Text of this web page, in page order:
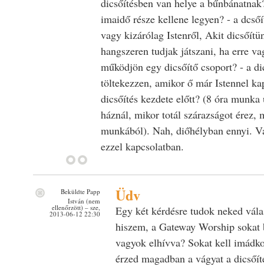
imaidő része kellene legyen? - a
vagy kizárólag Istenről, Akit
hangszeren tudjak játszani, ha erre
működjön egy dicsőítő csoport? - a
töltekezzen, amikor ő már Istennel
dicsőítés kezdete előtt? (8 óra
háznál, mikor totál szárazságot érez,
munkából). Nah, diőhélyban ennyi.
ezzel kapcsolatban.
Üdv
Egy két kérdésre tudok neked
hiszem, a Gateway Worship
vagyok elhívva? Sokat kell
érzed magadban a vágyat a
Beküldte Papp
István (nem
ellenőrzött) – sze,
2013-06-12 22:30